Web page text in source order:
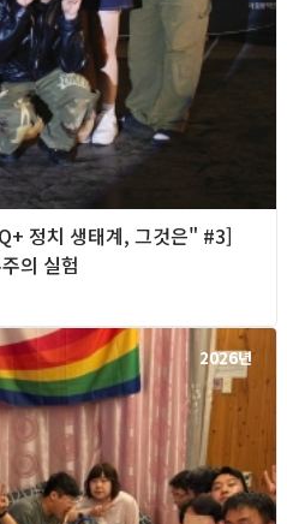
정치 생태계, 그것은" #3]
의 실험
2026년